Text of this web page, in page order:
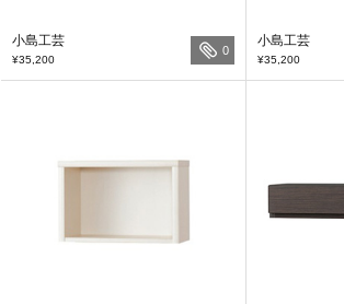
小島工芸
¥35,200
0
小島工芸
¥35,200